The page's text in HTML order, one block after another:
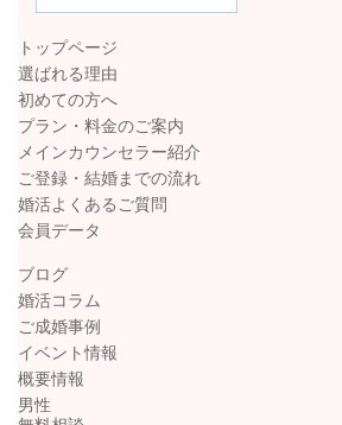
トップページ
選ばれる理由
初めての方へ
プラン・料金のご案内
メインカウンセラー紹介
ご登録・結婚までの流れ
婚活よくあるご質問
会員データ
ブログ
婚活コラム
ご成婚事例
イベント情報
概要情報
男性